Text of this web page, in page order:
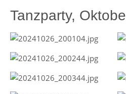
Tanzparty,